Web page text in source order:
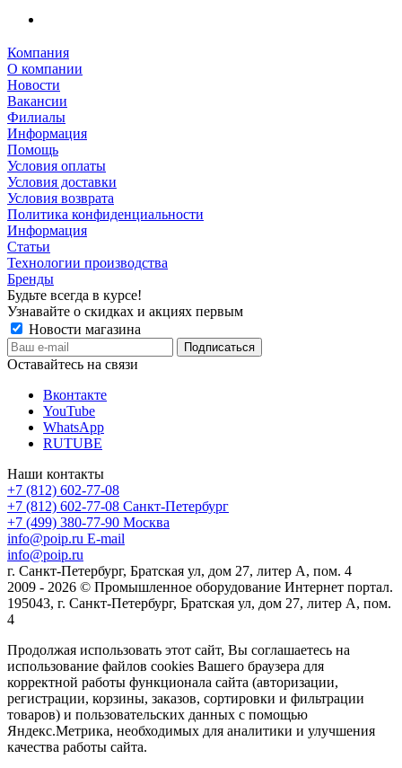
Компания
О компании
Новости
Вакансии
Филиалы
Информация
Помощь
Условия оплаты
Условия доставки
Условия возврата
Политика конфиденциальности
Информация
Статьи
Технологии производства
Бренды
Будьте всегда в курсе!
Узнавайте о скидках и акциях первым
Новости магазина
Оставайтесь на связи
Вконтакте
YouTube
WhatsApp
RUTUBE
Наши контакты
+7 (812) 602-77-08
+7 (812) 602-77-08 Санкт-Петербург
+7 (499) 380-77-90 Москва
info@poip.ru E-mail
info@poip.ru
г. Санкт-Петербург, Братская ул, дом 27, литер А, пом. 4
2009 - 2026 © Промышленное оборудование Интернет портал.
195043, г. Санкт-Петербург, Братская ул, дом 27, литер А, пом.
4
Продолжая использовать этот сайт, Вы соглашаетесь на
использование файлов cookies Вашего браузера для
корректной работы функционала сайта (авторизации,
регистрации, корзины, заказов, сортировки и фильтрации
товаров) и пользовательских данных с помощью
Яндекс.Метрика, необходимых для аналитики и улучшения
качества работы сайта.